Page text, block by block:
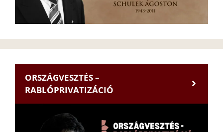
ORSZÁGVESZTÉS –
RABLÓPRIVATIZÁCIÓ